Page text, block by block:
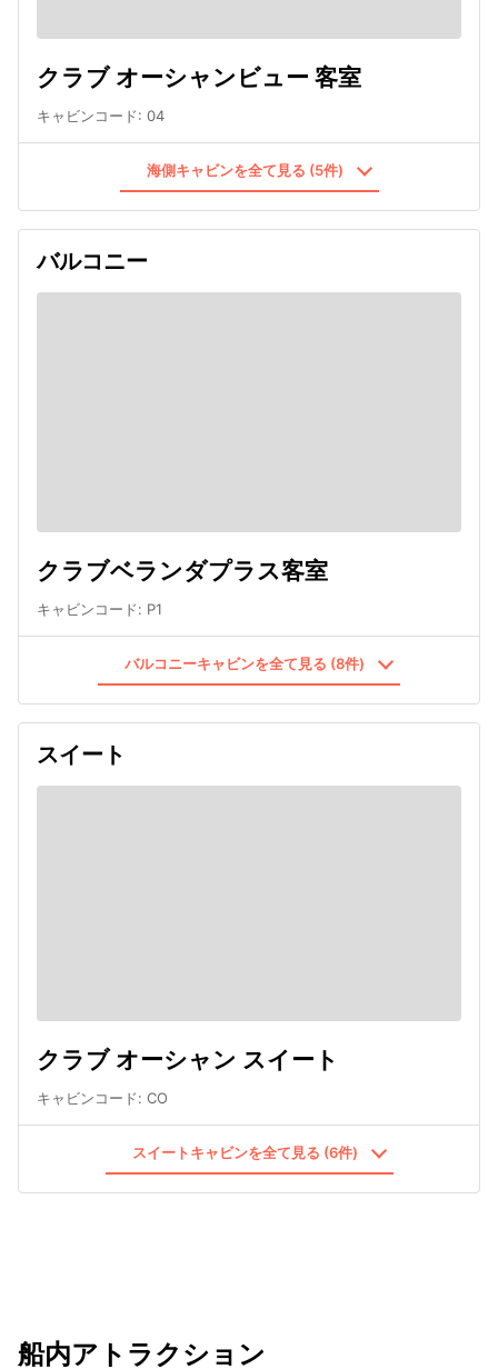
クラブ オーシャンビュー 客室
キャビンコード: 04
海側キャビンを全て見る (5件)
バルコニー
クラブベランダプラス客室
キャビンコード: P1
バルコニーキャビンを全て見る (8件)
スイート
クラブ オーシャン スイート
キャビンコード: CO
スイートキャビンを全て見る (6件)
船内アトラクション